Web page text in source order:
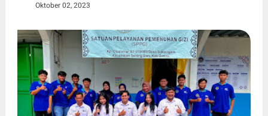
Oktober 02, 2023